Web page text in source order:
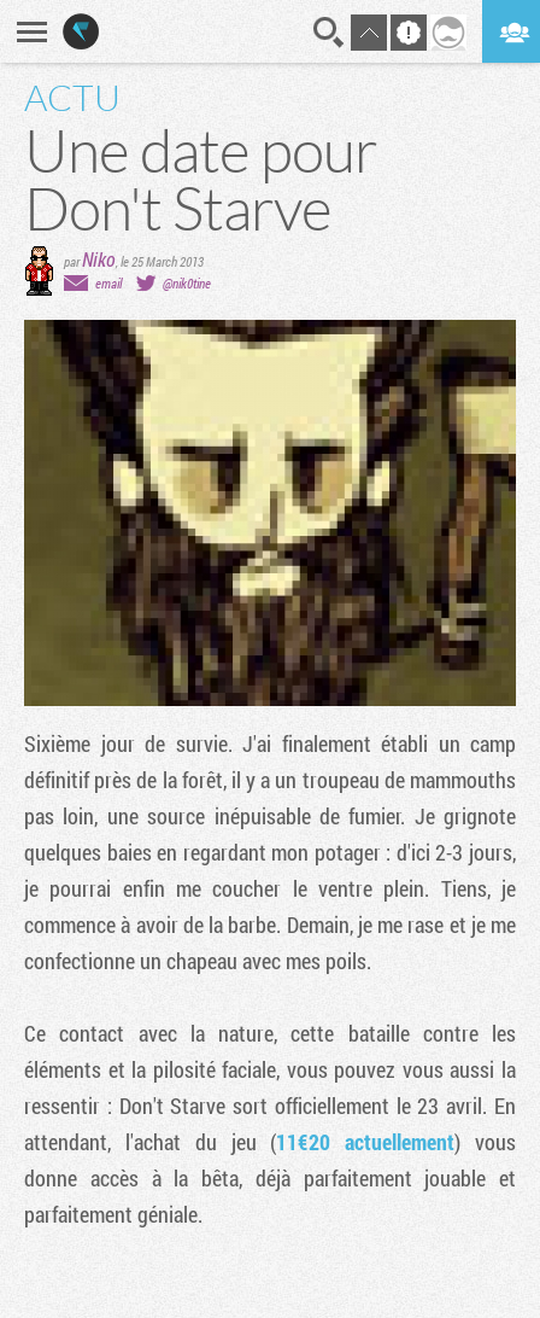
ACTU
Une date pour
Don't Starve
parNiko,le 25 March 2013
email
@nik0tine
Sixième jour de survie. J'ai finalement établi un camp
définitif près de la forêt, il y a un troupeau de mammouths
pas loin, une source inépuisable de fumier. Je grignote
quelques baies en regardant mon potager : d'ici 2-3 jours,
je pourrai enfin me coucher le ventre plein. Tiens, je
commence à avoir de la barbe. Demain, je me rase et je me
confectionne un chapeau avec mes poils.
Ce contact avec la nature, cette bataille contre les
éléments et la pilosité faciale, vous pouvez vous aussi la
ressentir : Don't Starve sort officiellement le 23 avril. En
attendant, l'achat du jeu (11€20 actuellement) vous
donne accès à la bêta, déjà parfaitement jouable et
parfaitement géniale.